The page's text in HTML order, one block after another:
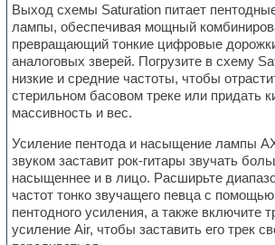
Выход схемы Saturation питает
лампы, обеспечивая мощный
превращающий тонкие цифровые
аналоговых зверей. Погрузите в схему
низкие и средние частоты, чтобы
стерильном басовом треке или придать
массивность и вес.
Усиление пентода и насыщение лампы
звуком заставит рок-гитары звучать
насыщеннее и в лицо. Расширьте
частот тонко звучащего певца с
пентодного усиления, а также включите
усиление Air, чтобы заставить его трек